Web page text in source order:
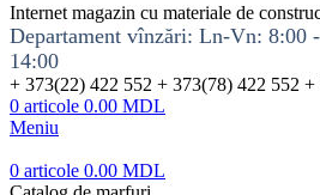
Internet magazin cu materiale de
Departament vînzări: Ln-Vn: 8:00
14:00
+ 373(22) 422 552 + 373(78) 422 552 +
0 articole 0.00 MDL
Meniu
0 articole 0.00 MDL